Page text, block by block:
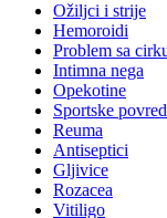
Ožiljci i strije
Hemoroidi
Problem sa
Intimna nega
Opekotine
Sportske
Reuma
Antiseptici
Gljivice
Rozacea
Vitiligo